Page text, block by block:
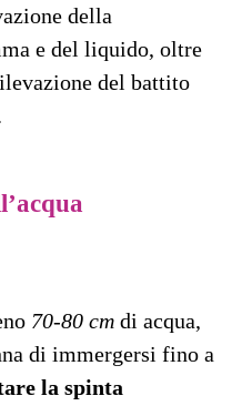
della
e del liquido, oltre
del battito
70-80 cm di acqua,
di immergersi fino a
la spinta